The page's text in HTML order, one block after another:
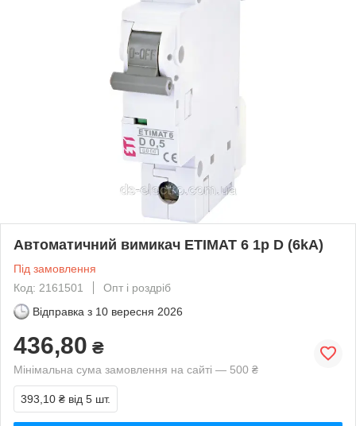
Автоматичний вимикач ETIMAT 6 1p D (6kA)
Під замовлення
Код: 2161501
Опт і роздріб
Відправка з 10 вересня 2026
436,80 ₴
Мінімальна сума замовлення на сайті — 500 ₴
393,10 ₴ від 5 шт.